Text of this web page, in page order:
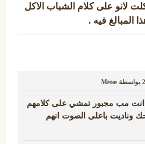
لانو على كلام الشباب الاكل
المبالغ فيه .
بواسطة Mëtœ
مب مجبور تمشي على كلامهم
وناديت باعلى الصوت انهم